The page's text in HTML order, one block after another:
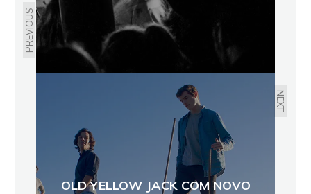
PREVIOUS
NEXT
OLD YELLOW JACK COM NOVO